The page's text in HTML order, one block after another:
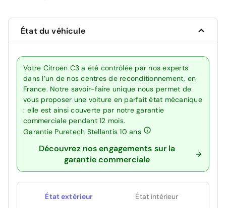
État du véhicule
Votre Citroën C3 a été contrôlée par nos experts
dans l’un de nos centres de reconditionnement, en
France. Notre savoir-faire unique nous permet de
vous proposer une voiture en parfait état mécanique
: elle est ainsi couverte par notre garantie
commerciale pendant 12 mois.
Garantie Puretech Stellantis 10 ans
Découvrez nos engagements sur la
garantie commerciale
État extérieur État intérieur